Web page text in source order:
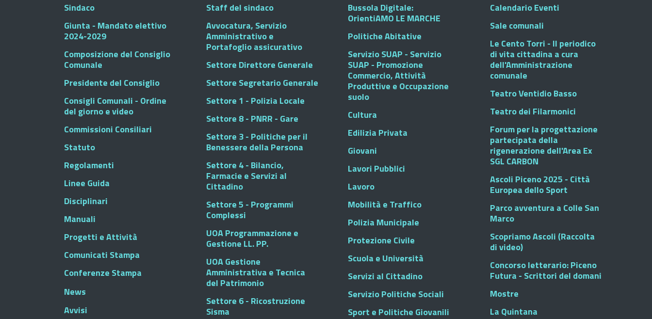
Sindaco
Giunta - Mandato elettivo
2024-2029
Composizione del Consiglio
Comunale
Presidente del Consiglio
Consigli Comunali - Ordine
del giorno e video
Commissioni Consiliari
Statuto
Regolamenti
Linee Guida
Disciplinari
Manuali
Progetti e Attività
Comunicati Stampa
Conferenze Stampa
News
Avvisi
Staff del sindaco
Avvocatura, Servizio
Amministrativo e
Portafoglio assicurativo
Settore Direttore Generale
Settore Segretario Generale
Settore 1 - Polizia Locale
Settore 8 - PNRR - Gare
Settore 3 - Politiche per il
Benessere della Persona
Settore 4 - Bilancio,
Farmacie e Servizi al
Cittadino
Settore 5 - Programmi
Complessi
UOA Programmazione e
Gestione LL. PP.
UOA Gestione
Amministrativa e Tecnica
del Patrimonio
Settore 6 - Ricostruzione
Sisma
Bussola Digitale:
OrientiAMO LE MARCHE
Politiche Abitative
Servizio SUAP - Servizio
SUAP - Promozione
Commercio, Attività
Produttive e Occupazione
suolo
Cultura
Edilizia Privata
Giovani
Lavori Pubblici
Lavoro
Mobilità e Traffico
Polizia Municipale
Protezione Civile
Scuola e Università
Servizi al Cittadino
Servizio Politiche Sociali
Sport e Politiche Giovanili
Calendario Eventi
Sale comunali
Le Cento Torri - Il periodico
di vita cittadina a cura
dell'Amministrazione
comunale
Teatro Ventidio Basso
Teatro dei Filarmonici
Forum per la progettazione
partecipata della
rigenerazione dell'Area Ex
SGL CARBON
Ascoli Piceno 2025 - Città
Europea dello Sport
Parco avventura a Colle San
Marco
Scopriamo Ascoli (Raccolta
di video)
Concorso letterario: Piceno
Futura - Scrittori del domani
Mostre
La Quintana